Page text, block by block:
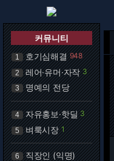
커뮤니티
1 호기심해결 948
2 레어·유머·자작 3
3 명예의 전당
4 자유홍보·핫딜 3
5 벼룩시장 1
6 직장인 (익명)